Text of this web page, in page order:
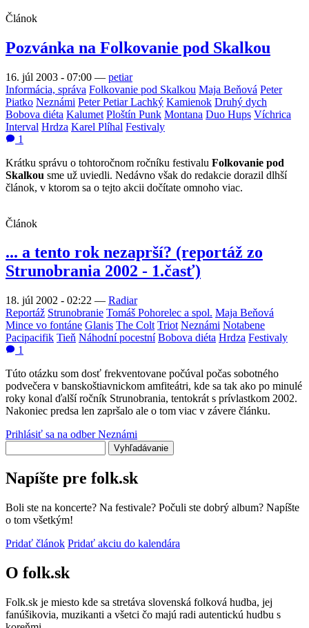
Článok
Pozvánka na Folkovanie pod Skalkou
16. júl 2003 - 07:00 — petiar
Informácia, správa Folkovanie pod Skalkou Maja Beňová Peter
Piatko Neznámi Peter Petiar Lachký Kamienok Druhý dych
Bobova diéta Kalumet Ploštín Punk Montana Duo Hups Víchrica
Interval Hrdza Karel Plíhal Festivaly
1
Krátku správu o tohtoročnom ročníku festivalu Folkovanie pod
Skalkou sme už uviedli. Nedávno však do redakcie dorazil dlhší
článok, v ktorom sa o tejto akcii dočítate omnoho viac.
Článok
... a tento rok nezaprší? (reportáž zo
Strunobrania 2002 - 1.časť)
18. júl 2002 - 02:22 — Radiar
Reportáž Strunobranie Tomáš Pohorelec a spol. Maja Beňová
Mince vo fontáne Glanis The Colt Triot Neznámi Notabene
Pacipacifik Tieň Náhodní pocestní Bobova diéta Hrdza Festivaly
1
Túto otázku som dosť frekventovane počúval počas sobotného
podvečera v banskoštiavnickom amfiteátri, kde sa tak ako po minulé
roky konal ďalší ročník Strunobrania, tentokrát s prívlastkom 2002.
Nakoniec predsa len zapršalo ale o tom viac v závere článku.
Prihlásiť sa na odber Neznámi
Napíšte pre folk.sk
Boli ste na koncerte? Na festivale? Počuli ste dobrý album? Napíšte
o tom všetkým!
Pridať článok Pridať akciu do kalendára
O folk.sk
Folk.sk je miesto kde sa stretáva slovenská folková hudba, jej
fanúšikovia, muzikanti a všetci čo majú radi autentickú hudbu s